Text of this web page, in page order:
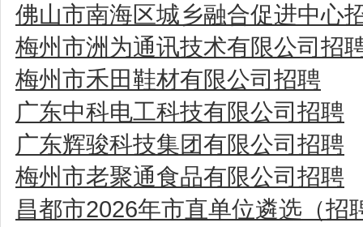
佛山市南海区城乡融合促进中心
梅州市洲为通讯技术有限公司招
梅州市禾田鞋材有限公司招聘
广东中科电工科技有限公司招聘
广东辉骏科技集团有限公司招聘
梅州市老聚通食品有限公司招聘
昌都市2026年市直单位遴选（